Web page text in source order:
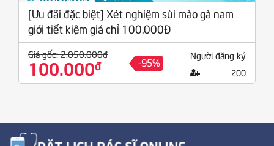
[Ưu đãi đặc biệt] Xét nghiệm sùi mào gà nam
giới tiết kiệm giá chỉ 100.000Đ
Giá gốc: 2.050.000đ
100.000đ -95% Người đăng ký
200